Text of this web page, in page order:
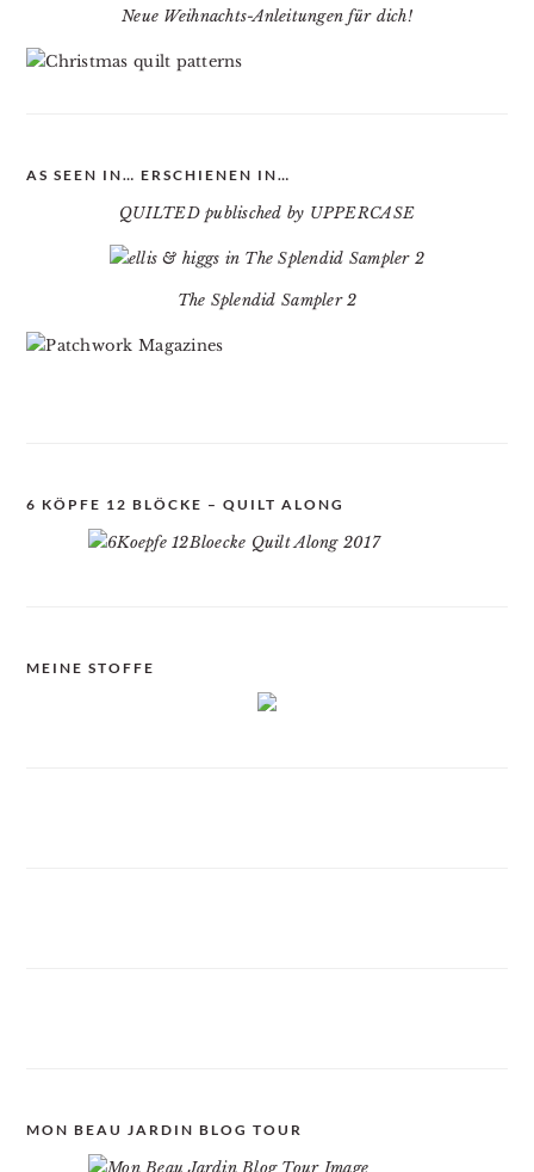
Neue Weihnachts-Anleitungen für dich!
AS SEEN IN… ERSCHIENEN IN…
QUILTED publisched by UPPERCASE
The Splendid Sampler 2
6 KÖPFE 12 BLÖCKE – QUILT ALONG
MEINE STOFFE
MON BEAU JARDIN BLOG TOUR